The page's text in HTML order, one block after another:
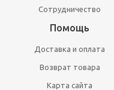
Сотрудничество
Помощь
Доставка и оплата
Возврат товара
Карта сайта